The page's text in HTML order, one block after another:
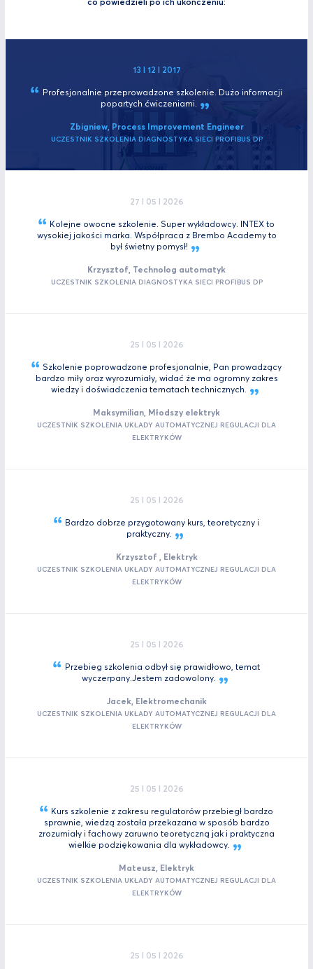
13 I 12 I 2017
Profesjonalnie przeprowadzone szkolenie. Dużo informacji
popartych ćwiczeniami.
Zbigniew, Process Improvement Engineer
UCZESTNIK SZKOLENIA DIAGNOSTYKA SIECI PROFIBUS DP
27 I 05 I 2026
Kolejne owocne szkolenie. Super wykładowcy. INTEX to
wysokiej jakości marka. Współpraca z Brembo Academy to
był świetny pomysł!
Krzysztof, Technolog automatyk
UCZESTNIK SZKOLENIA DIAGNOSTYKA SIECI PROFIBUS DP
25 I 05 I 2026
Szkolenie poprowadzone profesjonalnie, Pan prowadzący
bardzo miły oraz wyrozumiały, widać że ma ogromny zakres
wiedzy i doświadczenia tematachtechnicznych.
Maksymilian, Młodszy elektryk
UCZESTNIK SZKOLENIA UKŁADY AUTOMATYCZNEJ REGULACJI DLA
ELEKTRYKÓW
25 I 05 I 2026
Bardzo dobrze przygotowany kurs, teoretyczny i
praktyczny.
Krzysztof , Elektryk
UCZESTNIK SZKOLENIA UKŁADY AUTOMATYCZNEJ REGULACJI DLA
ELEKTRYKÓW
25 I 05 I 2026
Przebieg szkolenia odbył się prawidłowo, temat
wyczerpany.Jestem zadowolony.
Jacek, Elektromechanik
UCZESTNIK SZKOLENIA UKŁADY AUTOMATYCZNEJ REGULACJI DLA
ELEKTRYKÓW
25 I 05 I 2026
Kurs szkolenie z zakresu regulatorów przebiegł bardzo
sprawnie, wiedzą została przekazana w sposób bardzo
zrozumiały i fachowy zaruwno teoretyczną jak i praktyczna
wielkie podziękowania dla wykładowcy.
Mateusz, Elektryk
UCZESTNIK SZKOLENIA UKŁADY AUTOMATYCZNEJ REGULACJI DLA
ELEKTRYKÓW
25 I 05 I 2026